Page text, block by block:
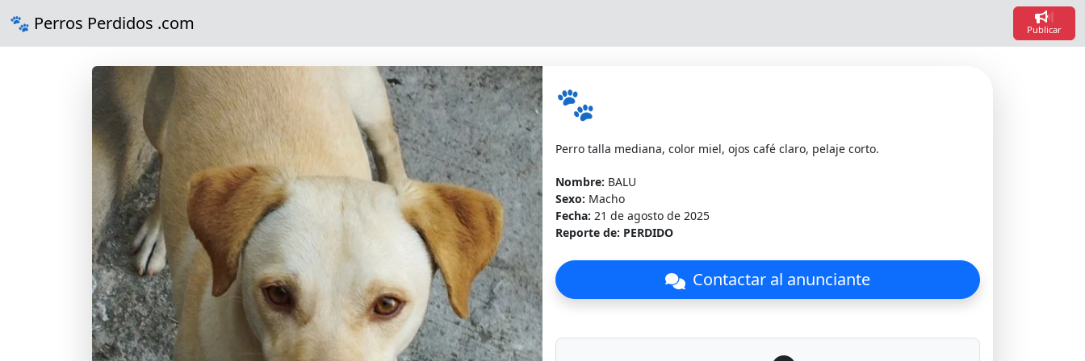
🐾 Perros Perdidos .com Publicar
🐾
Perro talla mediana, color miel, ojos café claro, pelaje corto.
Nombre: BALU
Sexo: Macho
Fecha: 21 de agosto de 2025
Reporte de: PERDIDO
Contactar al anunciante